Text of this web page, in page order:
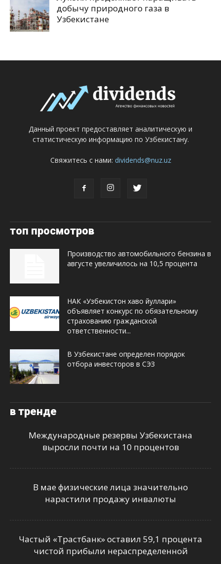
добычу природного газа в
Узбекистане
Данный проект предоставляет аналитическую и
статистическую информацию по Узбекистану.
Свяжитесь с нами: dividends@nuz.uz
топ просмотров
Производство автомобильного бензина в
августе увеличилось на 10,5 процента
НАК «Узбекистон хаво йуллари»
объявляет конкурс по обязательному
страхованию гражданской
ответственности...
В Узбекистане определен порядок
отбора инвесторов в СЭЗ
в тренде
Международные резервы Узбекистана
выросли почти на 10 процентов
В мае физические лица значительно
нарастили продажу инвалюты
Частый «Трастбанк» оставил 59,1 процента
чистой прибыли нераспределенной